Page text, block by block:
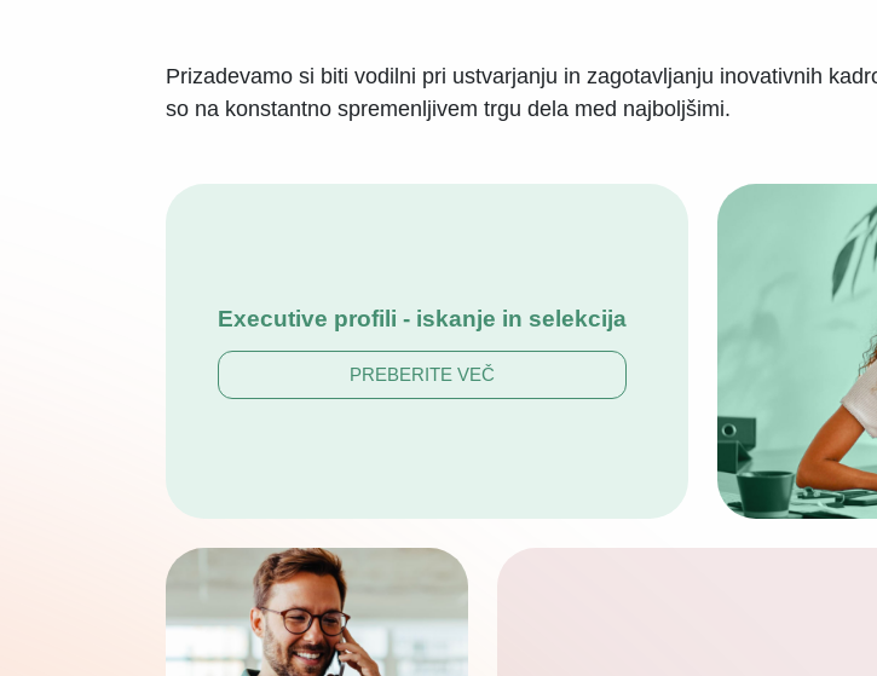
Prizadevamo si biti vodilni pri ustvarjanju in zagotavljanju inovativnih
so na konstantno spremenljivem trgu dela med najboljšimi.
Executive profili - iskanje in selekcija
PREBERITE VEČ